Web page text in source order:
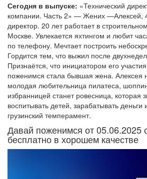
Сегодня в выпуске: «Технический
компании. Часть 2» — Жених —Алексей,
директор. 20 лет работает в
Москве. Увлекается яхтингом и любит
по телефону. Мечтает построить
Гордится тем, что выжил после
Признаётся, что инициатором его
поженимся стала бывшая жена. Алексея
молодая любительница пилатеса,
избранницей станет ровесница, которая
воспитывать детей, зарабатывать деньги
грузинский темперамент.
Давай поженимся от 05.06.2025
бесплатно в хорошем качестве